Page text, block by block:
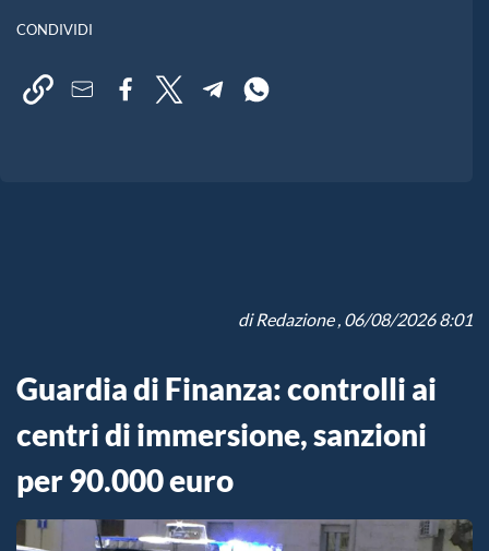
CONDIVIDI
diRedazione, 06/08/2026 8:01
Guardia di Finanza: controlli ai
centri di immersione, sanzioni
per 90.000 euro